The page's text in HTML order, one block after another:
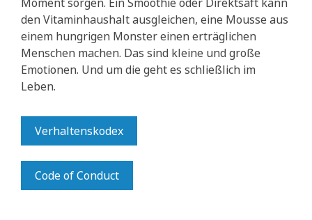
den Vitaminhaushalt ausgleichen, eine Mousse aus
einem hungrigen Monster einen erträglichen
Menschen machen. Das sind kleine und große
Emotionen. Und um die geht es schließlich im
Leben.
Verhaltenskodex
Code of Conduct